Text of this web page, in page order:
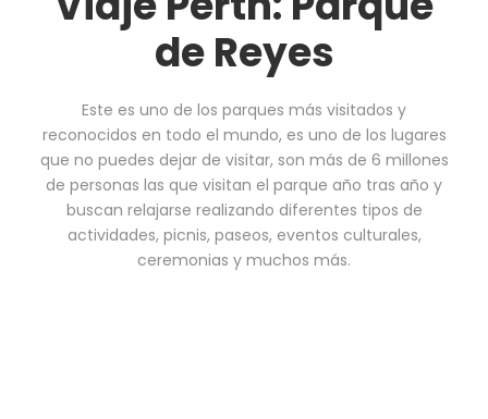
de Reyes
Este es uno de los parques más visitados y
reconocidos en todo el mundo, es uno de los lugares
que no puedes dejar de visitar, son más de 6 millones
de personas las que visitan el parque año tras año y
buscan relajarse realizando diferentes tipos de
actividades, picnis, paseos, eventos culturales,
ceremonias y muchos más.